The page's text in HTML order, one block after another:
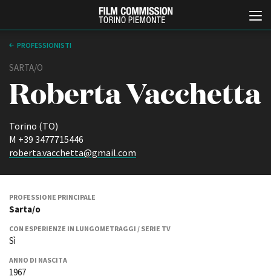
ABOUT
Chi siamo
Storia della Fondazione
Partner
TFI Torino Film Industry -
PROFESSIONISTI
SARTA/O
Roberta Vacchetta
Torino (TO)
M +39 3477715446
roberta.vacchetta@gmail.com
PROFESSIONE PRINCIPALE
Sarta/o
CON ESPERIENZE IN LUNGOMETRAGGI / SERIE TV
Sì
ANNO DI NASCITA
1967